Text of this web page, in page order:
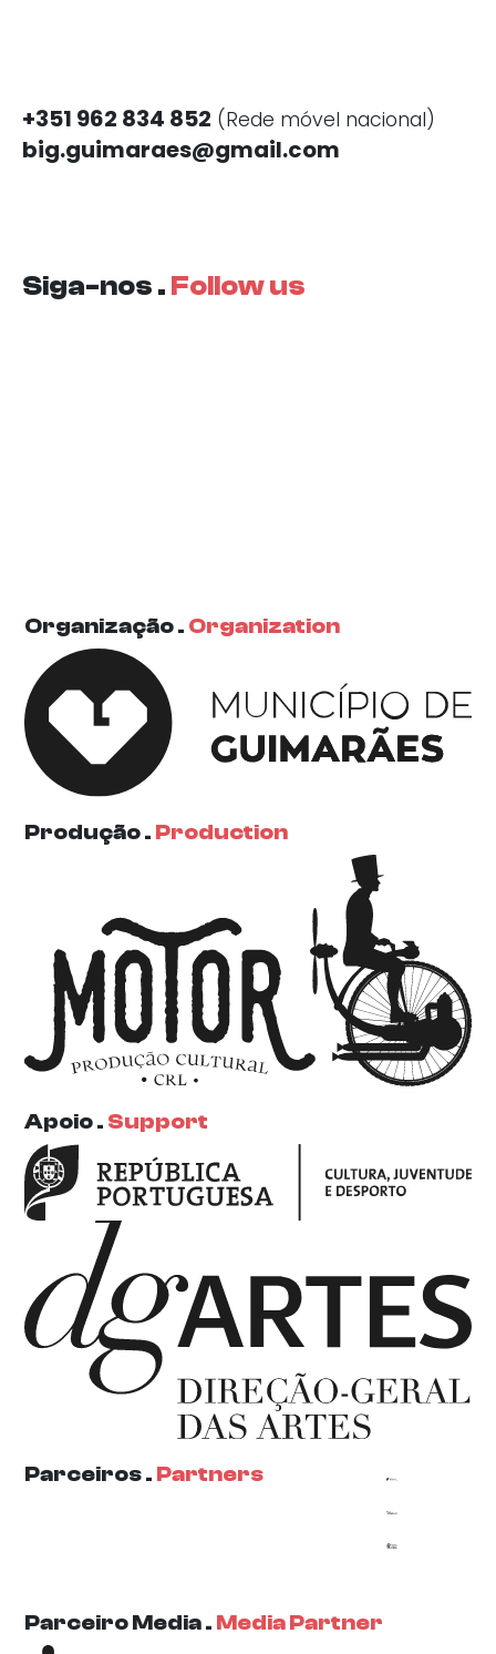
+351 962 834 852 (Rede móvel nacional)
big.guimaraes@gmail.com
Siga-nos . Follow us
Organização . Organization
Produção . Production
Apoio . Support
Parceiros . Partners
Parceiro Media . Media Partner